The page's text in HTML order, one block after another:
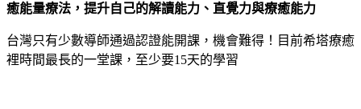
癒能量療法，提升自己的解讀能力、直覺力與療癒能力
台灣只有少數導師通過認證能開課，機會難得！目前希塔療癒
裡時間最長的一堂課，至少要15天的學習